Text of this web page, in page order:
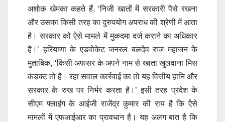
अशोक खेमका कहते हैं, ‘निजी खातों में सरकारी पैसे रखना
और उसका किसी तरह का दुरुपयोग अपराध की श्रेणी में आता
है। सरकार को ऐसे मामले में मुकदमा दर्ज कराने का अधिकार
है।’ हरियाणा के एडवोकेट जनरल बलदेव राज महाजन के
मुताबिक, ‘किसी अफसर के अपने नाम से खाता खुलवाना मिस
कंडक्ट तो है। रहा सवाल कार्रवाई का तो यह वित्तीय हानि और
सरकार के रुख पर निर्भर करता है।’ इसी तरह प्रदेश के
सीएम फ्लाइंग के आईजी राजेंद्र कुमार की राय है कि ऐेसे
मामलों में एफआईआर का प्रावधान है। यह अलग बात है कि